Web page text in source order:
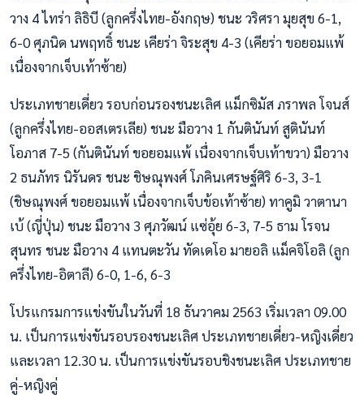
วาง 4 ไทร่า ลิธิบี (ลูกครึ่งไทย-อังกฤษ) ชนะ วริศรา มุยสุข 6-1,
6-0 ศุภนิด นพฤทธิ์ ชนะ เคียร่า จิระสุข 4-3 (เคียร่า ขอยอมแพ้
เนื่องจากเจ็บเท้าซ้าย)
ประเภทชายเดี่ยว รอบก่อนรองชนะเลิศ แม็กซิมัส ภราพล โจนส์
(ลูกครึ่งไทย-ออสเตรเลีย) ชนะ มือวาง 1 กันตินันท์ สูตินันท์
โอภาส 7-5 (กันตินันท์ ขอยอมแพ้ เนื่องจากเจ็บเท้าขวา) มือวาง
2 ธนภัทร นิรันดร ชนะ ชิษณุพงศ์ โภคินเศรษฐ์ศิริ 6-3, 3-1
(ชิษณุพงศ์ ขอยอมแพ้ เนื่องจากเจ็บข้อเท้าซ้าย) ทาคูมิ วาตานา
เบ้ (ญี่ปุ่น) ชนะ มือวาง 3 ศุภวัฒน์ แซ่อุ้ย 6-3, 7-5 ธาม โรจน
สุนทร ชนะ มือวาง 4 แทนตะวัน ทัดเดโอ มายอลิ แม็คจิโอลิ (ลูก
ครึ่งไทย-อิตาลี) 6-0, 1-6, 6-3
โปรแกรมการแข่งขันในวันที่ 18 ธันวาคม 2563 เริ่มเวลา 09.00
น. เป็นการแข่งขันรอบรองชนะเลิศ ประเภทชายเดี่ยว-หญิงเดี่ยว
และเวลา 12.30 น. เป็นการแข่งขันรอบชิงชนะเลิศ ประเภทชาย
คู่-หญิงคู่